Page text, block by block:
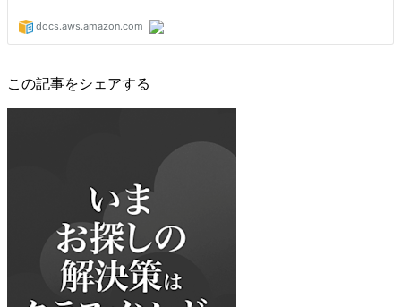
この記事をシェアする